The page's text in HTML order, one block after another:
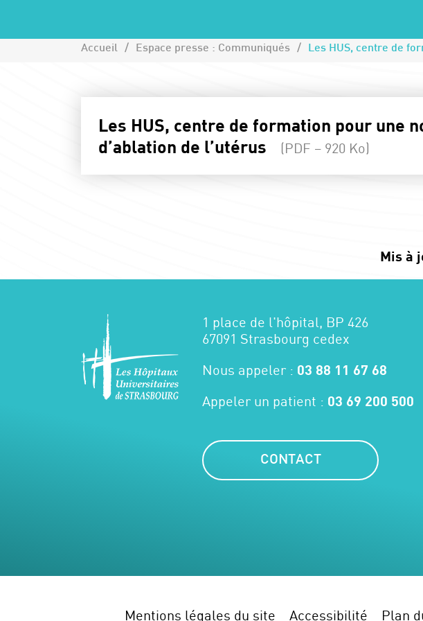
Accueil Espace presse : Communiqués
Les HUS, centre de formation pour une
d’ablation de l’utérus
(PDF – 920 Ko)
Mis à
1 place de l'hôpital, BP 426
67091 Strasbourg cedex
Nous appeler : 03 88 11 67 68
Appeler un patient : 03 69 200 500
CONTACT
Mentions légales du site Accessibilité Plan